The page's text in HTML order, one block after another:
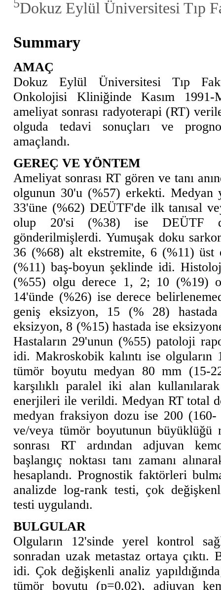
Dokuz Eylül Üniversitesi Tıp
Summary
AMAÇ
Dokuz Eylül Üniversitesi Tıp
Onkolojisi Kliniğinde Kasım 1991-
ameliyat sonrası radyoterapi (RT)
olguda tedavi sonuçları ve
amaçlandı.
GEREÇ VE YÖNTEM
Ameliyat sonrası RT gören ve tanı
olgunun 30'u (%57) erkekti. Medyan
33'üne (%62) DEÜTF'de ilk tanısal
olup 20'si (%38) ise DEÜTF
gönderilmişlerdi. Yumuşak doku
36 (%68) alt ekstremite, 6 (%11) üst
(%11) baş-boyun şeklinde idi.
(%55) olgu derece 1, 2; 10 (%19)
14'ünde (%26) ise derece
geniş eksizyon, 15 (% 28)
eksizyon, 8 (%15) hastada ise
Hastaların 29'unun (%55) patoloji
idi. Makroskobik kalıntı ise
tümör boyutu medyan 80 mm (15-
karşılıklı paralel iki alan
enerjileri ile verildi. Medyan RT total
medyan fraksiyon dozu ise 200
ve/veya tümör boyutunun büyüklüğü
sonrası RT ardından adjuvan
başlangıç noktası tanı zamanı
hesaplandı. Prognostik faktörleri
analizde log-rank testi, çok
testi uygulandı.
BULGULAR
Olguların 12'sinde yerel kontrol
sonradan uzak metastaz ortaya çıktı.
idi. Çok değişkenli analiz
tümör boyutu (p=0.02), adjuvan